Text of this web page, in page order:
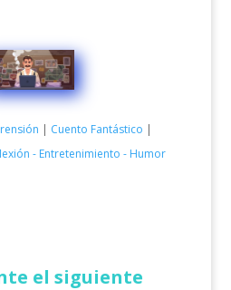
| Cuento Fantástico |
- Entretenimiento - Humor
el siguiente